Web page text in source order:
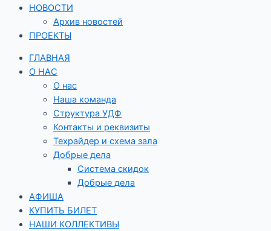
НОВОСТИ
Архив новостей
ПРОЕКТЫ
ГЛАВНАЯ
О НАС
О нас
Наша команда
Структура УДФ
Контакты и реквизиты
Техрайдер и схема зала
Добрые дела
Система скидок
Добрые дела
АФИША
КУПИТЬ БИЛЕТ
НАШИ КОЛЛЕКТИВЫ